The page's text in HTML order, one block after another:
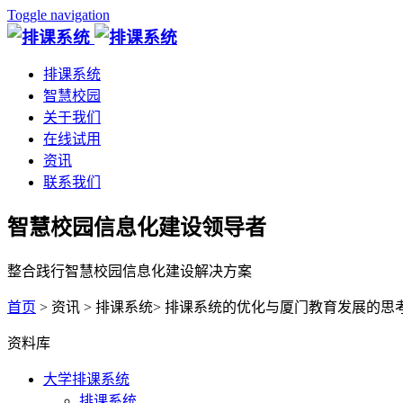
Toggle navigation
排课系统
智慧校园
关于我们
在线试用
资讯
联系我们
智慧校园信息化建设领导者
整合践行智慧校园信息化建设解决方案
首页 > 资讯 > 排课系统> 排课系统的优化与厦门教育发展的思
资料库
大学排课系统